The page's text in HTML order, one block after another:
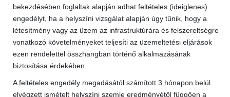
bekezdésében foglaltak alapján adhat feltételes (ideiglenes)
engedélyt, ha a helyszíni vizsgálat alapján úgy tűnik, hogy a
létesítmény vagy az üzem az infrastruktúrára és felszereltségre
vonatkozó követelményeket teljesíti az üzemeltetési eljárások
ezen rendelettel összhangban történő alkalmazásának
biztosítása érdekében.
A feltételes engedély megadásától számított 3 hónapon belül
elvégzett ismételt helyszíni szemle eredményétől függően a